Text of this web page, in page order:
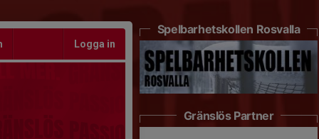
Logga in
Spelbarhetskollen Rosvalla
Gränslös Partner